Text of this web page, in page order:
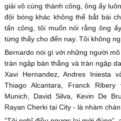
giải vô cùng thành công, ông ấy
đội bóng khác không thể bắt bài
tấn công, tôi muốn nói rằng ông
từng thấy cho đến nay. Tôi không
Bernardo nói gì với những người
tràn ngập bàn thắng và tràn ngập
Xavi Hernandez, Andres Iniesta
Thiago Alcantara, Franck
Munich, David Silva, Kevin De
Rayan Cherki tại City - là nhàm